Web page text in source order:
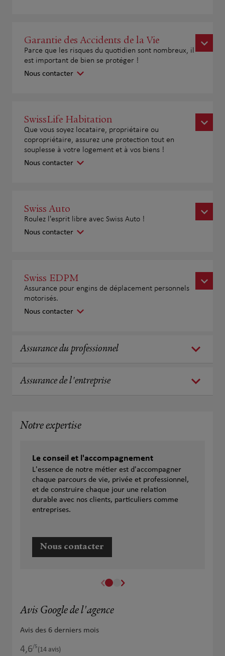
Garantie des Accidents de la Vie
Parce que les risques du quotidien sont nombreux, il
est important de bien se protéger !
Nous contacter
SwissLife Habitation
Que vous soyez locataire, propriétaire ou
copropriétaire, assurez une protection tout en
souplesse à votre logement et à vos biens !
Nous contacter
Swiss Auto
Roulez l'esprit libre avec Swiss Auto !
Nous contacter
Swiss EDPM
Assurance pour engins de déplacement personnels
motorisés.
Nous contacter
Assurance du professionnel
Assurance de l'entreprise
Notre expertise
Le conseil et l'accompagnement
L'essence de notre métier est d'accompagner
chaque parcours de vie, privée et professionnel,
et de construire chaque jour une relation
durable avec nos clients, particuliers comme
entreprises.
Nous contacter
Avis Google de l'agence
Avis des 6 derniers mois
4,6/5Note de 4.6 sur 5
(14 avis)